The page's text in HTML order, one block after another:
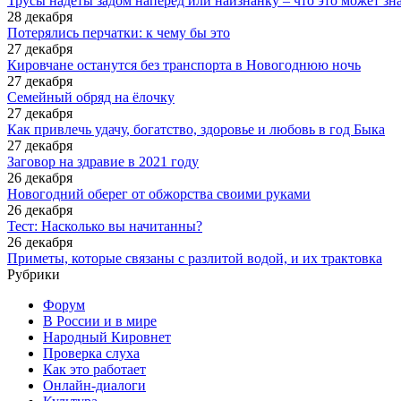
28 декабря
Потерялись перчатки: к чему бы это
27 декабря
Кировчане останутся без транспорта в Новогоднюю ночь
27 декабря
Семейный обряд на ёлочку
27 декабря
Как привлечь удачу, богатство, здоровье и любовь в год Быка
27 декабря
Заговор на здравие в 2021 году
26 декабря
Новогодний оберег от обжорства своими руками
26 декабря
Тест: ​​Насколько вы начитанны?
26 декабря
Приметы, которые связаны с разлитой водой, и их трактовка
Рубрики
Форум
В России и в мире
Народный Кировнет
Проверка слуха
Как это работает
Онлайн-диалоги